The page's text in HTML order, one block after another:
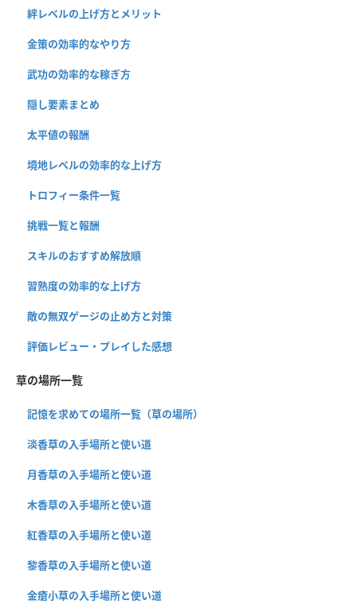
絆レベルの上げ方とメリット
金策の効率的なやり方
武功の効率的な稼ぎ方
隠し要素まとめ
太平値の報酬
境地レベルの効率的な上げ方
トロフィー条件一覧
挑戦一覧と報酬
スキルのおすすめ解放順
習熟度の効率的な上げ方
敵の無双ゲージの止め方と対策
評価レビュー・プレイした感想
草の場所一覧
記憶を求めての場所一覧（草の場所）
淡香草の入手場所と使い道
月香草の入手場所と使い道
木香草の入手場所と使い道
紅香草の入手場所と使い道
黎香草の入手場所と使い道
金瘡小草の入手場所と使い道